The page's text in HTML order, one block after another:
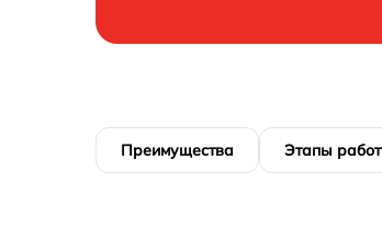
Преимущества Этапы работ